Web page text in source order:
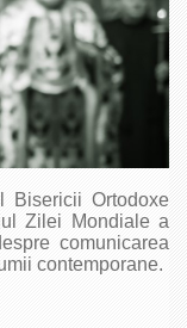
Bisericii Ortodoxe
Zilei Mondiale a
comunicarea
contemporane.